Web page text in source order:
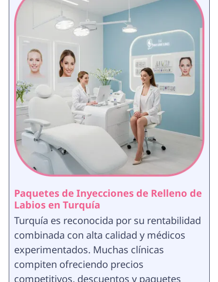
Paquetes de Inyecciones de Relleno de
Labios en Turquía
Turquía es reconocida por su rentabilidad
combinada con alta calidad y médicos
experimentados. Muchas clínicas
compiten ofreciendo precios
competitivos, descuentos y paquetes